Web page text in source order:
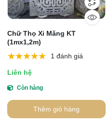
Chữ Thọ Xi Măng KT
(1mx1,2m)
1 đánh giá
Liên hệ
Còn hàng
Thêm giỏ hàng